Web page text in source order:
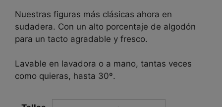
Nuestras figuras más clásicas ahora en
sudadera. Con un alto porcentaje de algodón
para un tacto agradable y fresco.
Lavable en lavadora o a mano, tantas veces
como quieras, hasta 30º.